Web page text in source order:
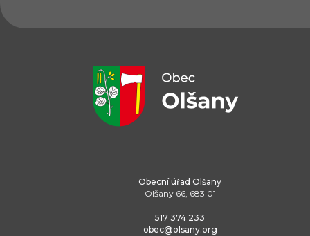
Obecní úřad Olšany
Olšany 66, 683 01
517 374 233
obec@olsany.org